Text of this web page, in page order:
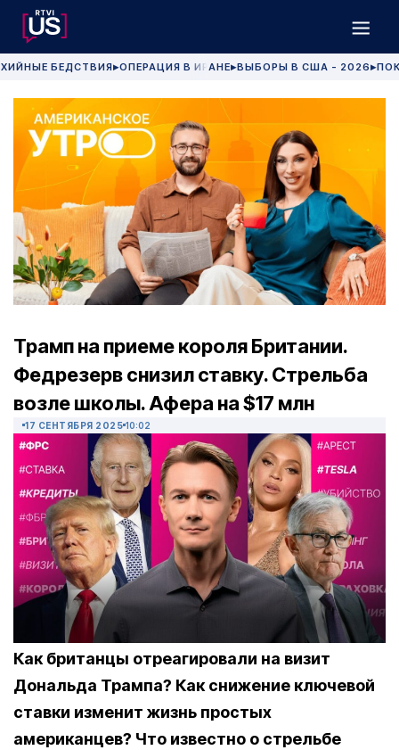
БЕДСТВИЯ▶ОПЕРАЦИЯ В ИРАНЕ▶ВЫБОРЫ В США - 2026 ▶
Трамп на приеме короля Британии.
Федрезерв снизил ставку. Стрельба
возле школы. Афера на $17 млн
17 СЕНТЯБРЯ 2025 10:02
Как британцы отреагировали на визит
Дональда Трампа? Как снижение ключевой
ставки изменит жизнь простых
американцев? Что известно о стрельбе